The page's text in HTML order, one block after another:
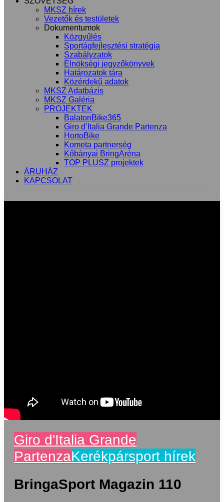
MKSZ hírek
Vezetők és testületek
Dokumentumok
Közgyűlés
Sportágfejlesztési stratégia
Szabályzatok
Elnökségi jegyzőkönyvek
Határozatok tára
Közérdekű adatok
MKSZ Adatbázis
MKSZ Galéria
PROJEKTEK
BalatonBike365
Giro d’Italia Grande Partenza
HortoBike
Kometa partnerség
Kőbányai BringAréna
TOP PLUSZ projektek
ÁRUHÁZ
KAPCSOLAT
Giro d'Italia Grande
PartenzaKerékpársport hírek
BringaSport Magazin 110